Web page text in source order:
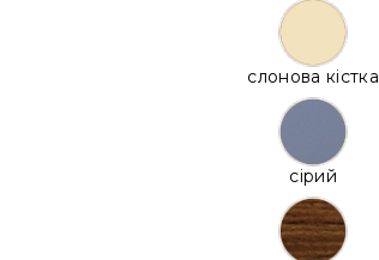
слонова кістка
сірий